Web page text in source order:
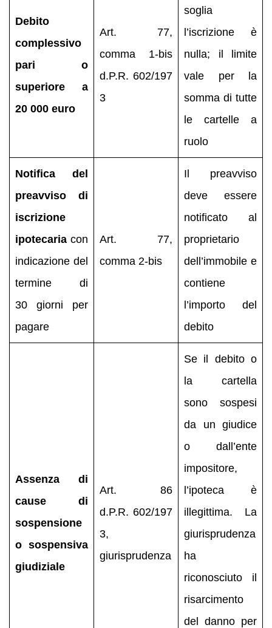
Debito
complessivo
pari o
superiore a
20 000 euro
Art. 77,
comma 1‑bis
d.P.R. 602/197
3
soglia
l’iscrizione è
nulla; il limite
vale per la
somma di tutte
le cartelle a
ruolo
Notifica del
preavviso di
iscrizione
ipotecariacon
indicazione del
termine di
30 giorni per
pagare
Art. 77,
comma 2‑bis
Il preavviso
deve essere
notificato al
proprietario
dell’immobile e
contiene
l’importo del
debito
Assenza di
cause di
sospensione
o sospensiva
giudiziale
Art. 86
d.P.R. 602/197
3,
giurisprudenza
Se il debito o
la cartella
sono sospesi
da un giudice
o dall’ente
impositore,
l’ipoteca è
illegittima. La
giurisprudenza
ha
riconosciuto il
risarcimento
del danno per